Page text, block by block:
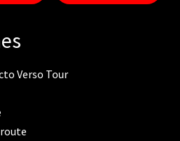
de Zaz passe sans transition à une
République Tchèque le monde
de s'approprier un
un tango Clasico avec une
de cette attention exclusive.
Verso Tour